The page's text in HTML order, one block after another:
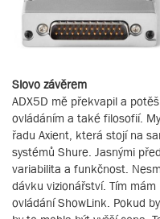
Slovo závěrem
ADX5D mě překvapil a
ovládáním a také filosofií.
řadu Axient, která stojí na
systémů Shure. Jasnými
variabilita a funkčnost.
dávku vizionářství. Tím
ovládání ShowLink. Pokud